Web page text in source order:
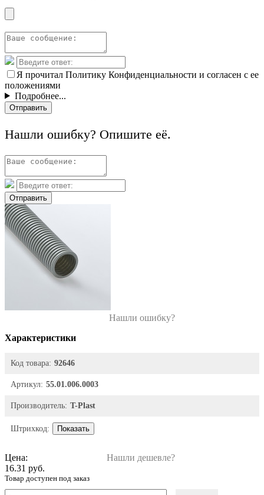
Я прочитал Политику Конфиденциальности и согласен с ее
положениями
Подробнее...
Отправить
Нашли ошибку? Опишите её.
Отправить
Нашли ошибку?
Характеристики
Код товара: 92646
Артикул: 55.01.006.0003
Производитель: T-Plast
Штрихкод: Показать
Цена:
Нашли дешевле?
16.31 руб.
Товар доступен под заказ